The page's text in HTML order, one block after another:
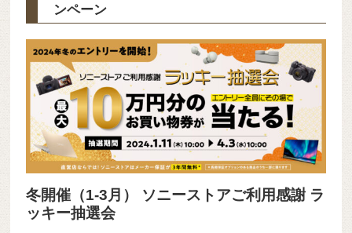
ンペーン
冬開催（1-3月） ソニーストアご利用感謝 ラ
ッキー抽選会